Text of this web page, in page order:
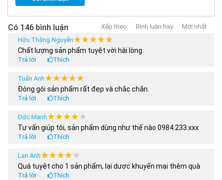
056.33.22.686
THAM KHẢO THÊM:
Các mẫuVán Trượt Centosy
Các mẫuVán Trượt Cougar
Các sản phẩm
Phụ kiện Patin
Có 146 bình luận Xếp theo Bình luận hay
Mới nhất
Hữu Thăng Nguyễn★★★★★
★★★★★
Chất lượng sản phẩm tuyệt vời hài lòng.
Trả lời Thích
Tuấn Anh★★★★★
★★★★★
Đóng gói sản phẩm rất đẹp và chắc chắn.
Trả lời Thích
Đức Mạnh★★★★★
★★★★★
Tư vấn giúp tôi, sản phẩm dùng như thế nào 0984.233.xxx
Trả lời Thích
Lan Anh★★★★★
★★★★★
Quá tuyệt cho 1 sản phẩm, lại dược khuyến mại thêm quà
Trả lời Thích